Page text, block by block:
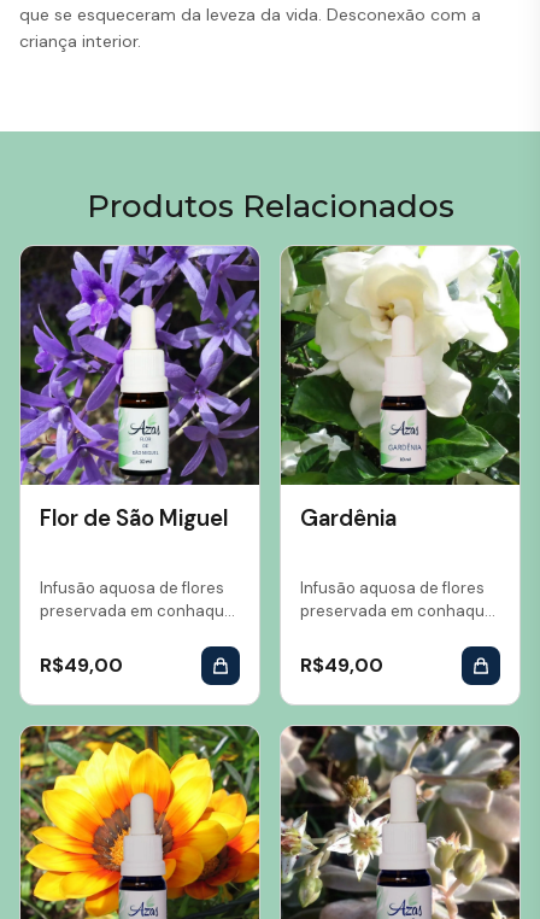
que se esqueceram da leveza da vida. Desconexão com a
criança interior.
Produtos Relacionados
Flor de São Miguel
Infusão aquosa de flores
preservada em conhaque
R$49,00
Gardênia
Infusão aquosa de flores
preservada em conhaque
R$49,00